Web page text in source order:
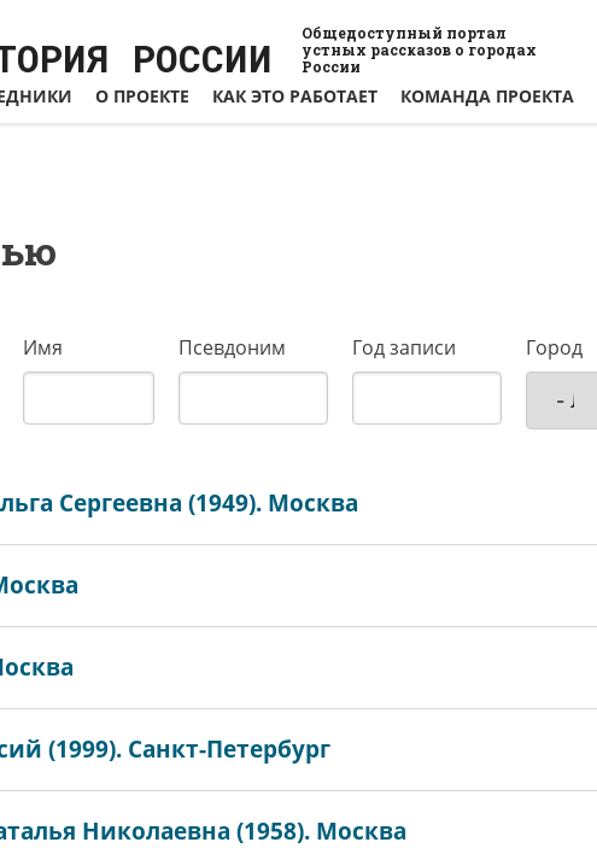
РОССИИ
Общедоступный портал
устных рассказов о городах
России
О ПРОЕКТЕ КАК ЭТО РАБОТАЕТ КОМАНДА ПРОЕКТА
Имя Псевдоним Год записи Город
Сергеевна (1949). Москва
(1999). Санкт-Петербург
Николаевна (1958). Москва